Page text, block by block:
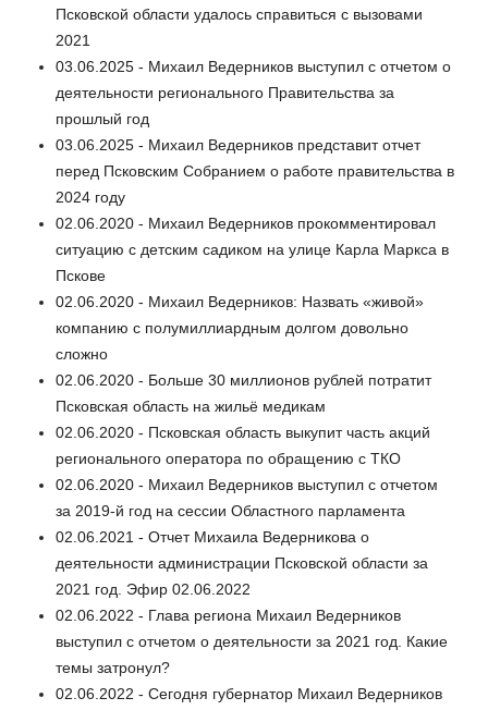
Псковской области удалось справиться с вызовами
2021
03.06.2025 - Михаил Ведерников выступил с отчетом о
деятельности регионального Правительства за
прошлый год
03.06.2025 - Михаил Ведерников представит отчет
перед Псковским Собранием о работе правительства в
2024 году
02.06.2020 - Михаил Ведерников прокомментировал
ситуацию с детским садиком на улице Карла Маркса в
Пскове
02.06.2020 - Михаил Ведерников: Назвать «живой»
компанию с полумиллиардным долгом довольно
сложно
02.06.2020 - Больше 30 миллионов рублей потратит
Псковская область на жильё медикам
02.06.2020 - Псковская область выкупит часть акций
регионального оператора по обращению с ТКО
02.06.2020 - Михаил Ведерников выступил с отчетом
за 2019-й год на сессии Областного парламента
02.06.2021 - Отчет Михаила Ведерникова о
деятельности администрации Псковской области за
2021 год. Эфир 02.06.2022
02.06.2022 - Глава региона Михаил Ведерников
выступил с отчетом о деятельности за 2021 год. Какие
темы затронул?
02.06.2022 - Сегодня губернатор Михаил Ведерников